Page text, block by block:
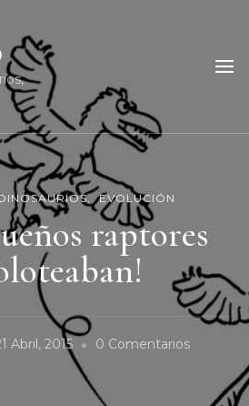
EVOLUCIÓN
raptores
Abril, 2015 0 ComentariosEn